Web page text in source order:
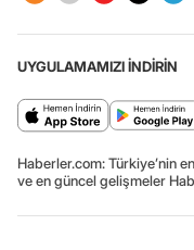
UYGULAMAMIZI İNDİRİN
Haberler.com: Türkiye’nin
ve en güncel gelişmeler